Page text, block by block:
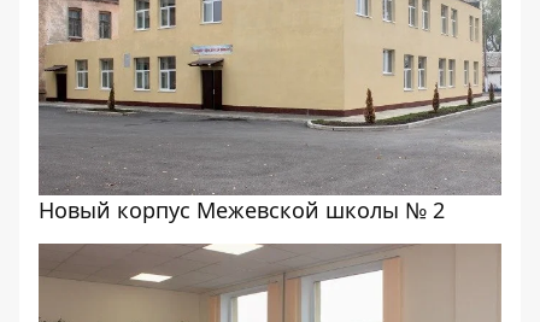
Новый корпус Межевской школы № 2